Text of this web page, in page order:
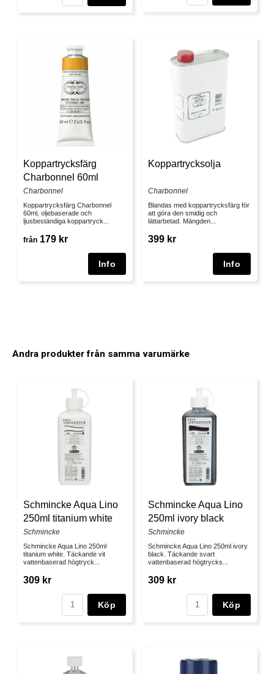
Koppartrycksfärg
Charbonnel 60ml
Charbonnel
Koppartrycksfärg Charbonnel
60ml, oljebaserade och
ljusbeständiga koppartryck...
från 179 kr
Koppartrycksolja
Charbonnel
Blandas med koppartrycksfärg för
att göra den smidig och
lättarbetad. Mängden...
399 kr
Andra produkter från samma varumärke
Schmincke Aqua Lino
250ml titanium white
Schmincke
Schmincke Aqua Lino 250ml
titanium white. Täckande vit
vattenbaserad högtryck...
309 kr
Köp
Schmincke Aqua Lino
250ml ivory black
Schmincke
Schmincke Aqua Lino 250ml ivory
black. Täckande svart
vattenbaserad högtrycks...
309 kr
Köp